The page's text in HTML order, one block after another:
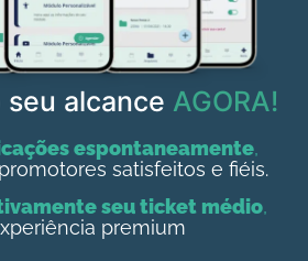
seu alcance AGORA!
espontaneamente,
satisfeitos e fiéis.
seu ticket médio,
premium